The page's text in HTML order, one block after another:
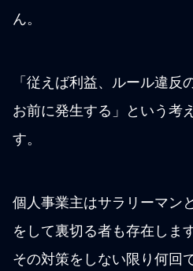
ん。
「従えば利益、ルール違反
お前に発生する」という考
す。
個人事業主はサラリーマン
をして裏切る者も存在しま
その対策をしない限り何回